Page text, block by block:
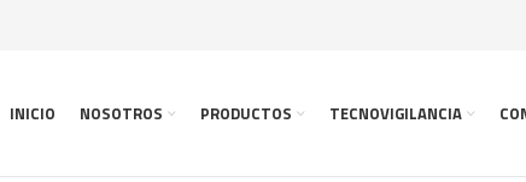
INICIO NOSOTROS PRODUCTOS TECNOVIGILANCIA